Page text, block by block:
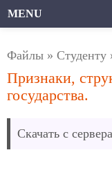
MENU
Файлы » Студенту
Признаки,
государства.
Скачать с сервера